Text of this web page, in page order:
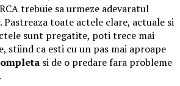
trebuie sa urmeze adevaratul
toate actele clare, actuale si
sunt pregatite, poti trece mai
stiind ca esti cu un pas mai aproape
si de o predare fara probleme